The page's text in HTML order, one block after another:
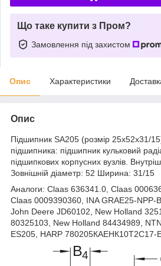
Що таке купити з Пром?
Замовлення під захистом
Опис Характеристики
Опис
Підшипник SA205 (розмір 25x52x31/
підшипника: підшипник кульковий
підшипкових корпусних вузлів.
Зовнішній діаметр: 52 Ширина: 31/15
Аналоги: Claas 636341.0, Claas
Claas 0009390360, INA GRAE25-NPP-
John Deere JD60102, New Holland
80325103, New Holland 84434989,
ES205, HARP 780205КАЕНК10Т2С17-